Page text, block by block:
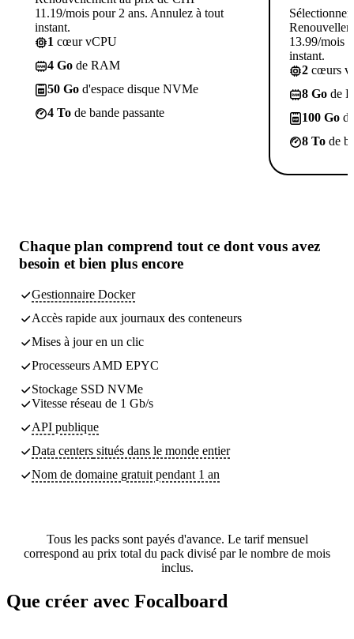
11.19/mois pour 2 ans. Annulez à tout
instant.
1 cœur vCPU
4 Go de RAM
50 Go d'espace disque NVMe
4 To de bande passante
Sélectionner
13.99/mois
instant.
2 cœurs
8 Go de
100 Go
8 To de
Chaque plan comprend tout ce dont vous avez
besoin et bien plus encore
Gestionnaire Docker
Accès rapide aux journaux des conteneurs
Mises à jour en un clic
Processeurs AMD EPYC
Stockage SSD NVMe
Vitesse réseau de 1 Gb/s
API publique
Data centers situés dans le monde entier
Nom de domaine gratuit pendant 1 an
Tous les packs sont payés d'avance. Le tarif mensuel
correspond au prix total du pack divisé par le nombre de mois
inclus.
Que créer avec Focalboard